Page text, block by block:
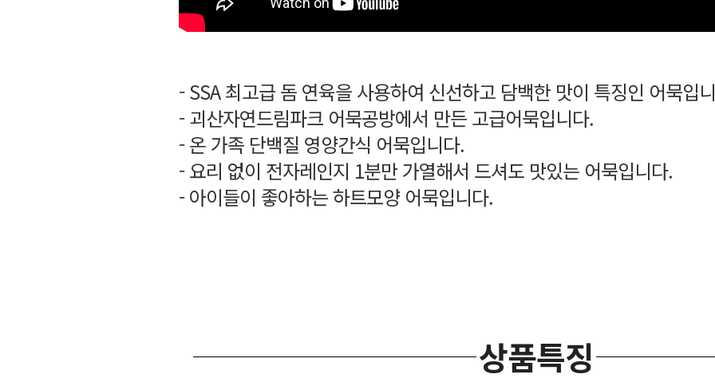
- SSA 최고급 돔 연육을 사용하여 신선하고 담백한 맛이 특징인 어묵입
- 괴산자연드림파크 어묵공방에서 만든 고급어묵입니다.
- 온 가족 단백질 영양간식 어묵입니다.
- 요리 없이 전자레인지 1분만 가열해서 드셔도 맛있는 어묵입니다.
- 아이들이 좋아하는 하트모양 어묵입니다.
상품특징